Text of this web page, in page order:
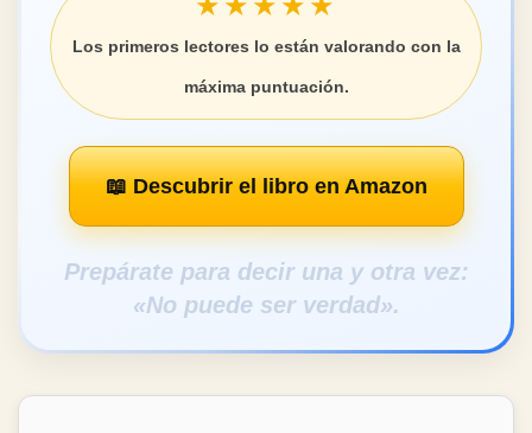
★★★★★
Los primeros lectores lo están valorando con la
máxima puntuación.
📖 Descubrir el libro en Amazon
Prepárate para decir una y otra vez: